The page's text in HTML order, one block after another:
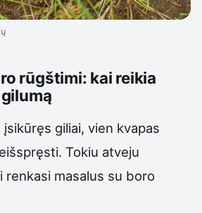
rūgštimi: kai reikia
giliai, vien kvapas
Tokiu atveju
renkasi masalus su boro